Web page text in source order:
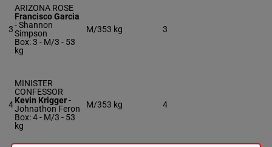
3
ARIZONA ROSE
Francisco Garcia
-Shannon
Simpson
Box: 3 - M/3 - 53
kg
M/353 kg 3
4
MINISTER
CONFESSOR
Kevin Krigger-
Johnathon Feron
Box: 4 - M/3 - 53
kg
M/353 kg 4